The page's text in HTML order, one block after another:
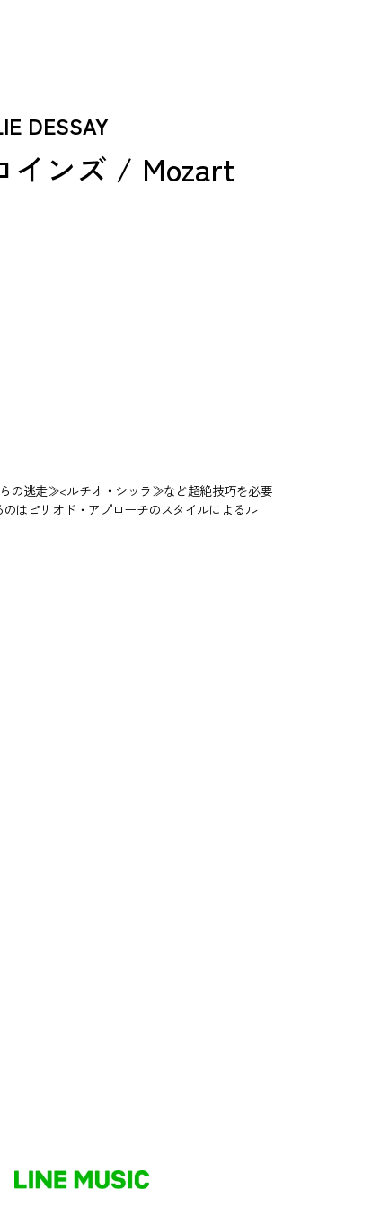
DESSAY
インズ / Mozart
の逃走≫<ルチオ・シッラ≫など超絶技巧を必要
はピリオド・アプローチのスタイルによるル